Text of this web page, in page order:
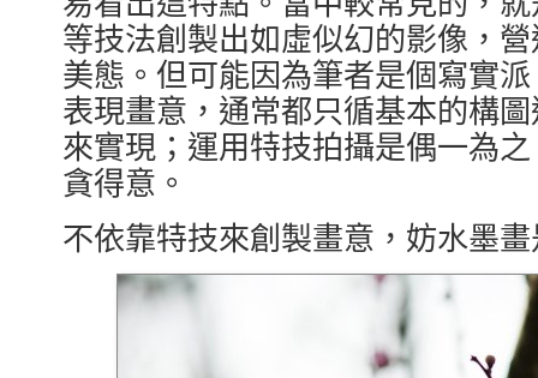
等技法創製出如虛似幻的影像，
美態。但可能因為筆者是個寫實
表現畫意，通常都只循基本的構
來實現；運用特技拍攝是偶一為
貪得意。
不依靠特技來創製畫意，妨水墨